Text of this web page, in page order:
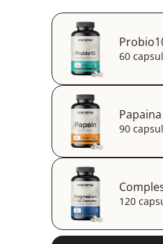
60
90
120